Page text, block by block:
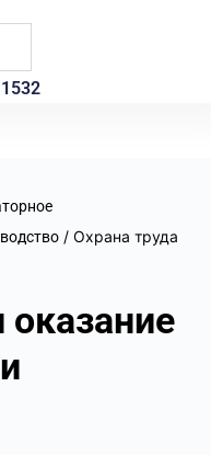
/ Охрана труда
оказание